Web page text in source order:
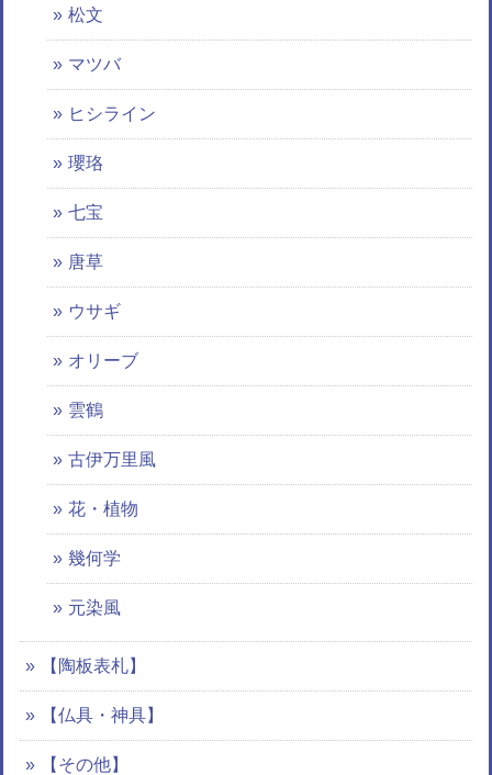
松文
マツバ
ヒシライン
瓔珞
七宝
唐草
ウサギ
オリーブ
雲鶴
古伊万里風
花・植物
幾何学
元染風
【陶板表札】
【仏具・神具】
【その他】